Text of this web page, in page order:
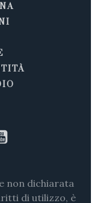
non dichiarata
di utilizzo, è